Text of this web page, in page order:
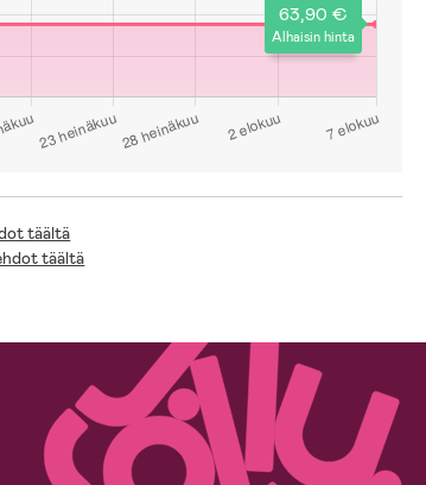
63,90 €
Alhaisin hinta
täältä
täältä